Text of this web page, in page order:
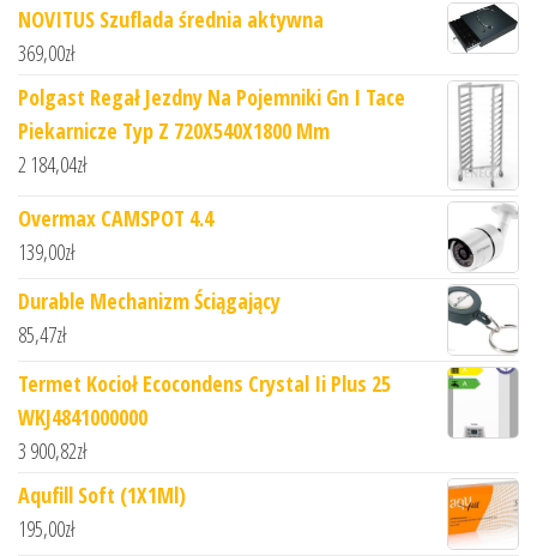
NOVITUS Szuflada średnia aktywna
369,00zł
Polgast Regał Jezdny Na Pojemniki Gn I Tace
Piekarnicze Typ Z 720X540X1800 Mm
2 184,04zł
Overmax CAMSPOT 4.4
139,00zł
Durable Mechanizm Ściągający
85,47zł
Termet Kocioł Ecocondens Crystal Ii Plus 25
WKJ4841000000
3 900,82zł
Aqufill Soft (1X1Ml)
195,00zł